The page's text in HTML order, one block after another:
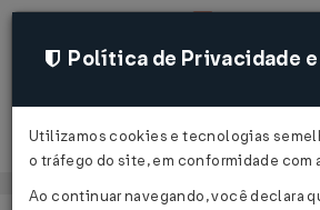
Política de Privacidade e
Utilizamos cookies e tecnologias
o tráfego do site, em conformidade com
Ao continuar navegando, você declara